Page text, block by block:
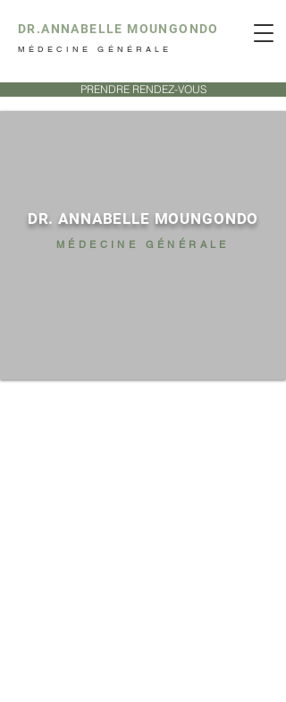
DR.ANNABELLE MOUNGONDO
MÉDECINE GÉNÉRALE
PRENDRE RENDEZ-VOUS
DR. ANNABELLE MOUNGONDO
MÉDECINE GÉNÉRALE